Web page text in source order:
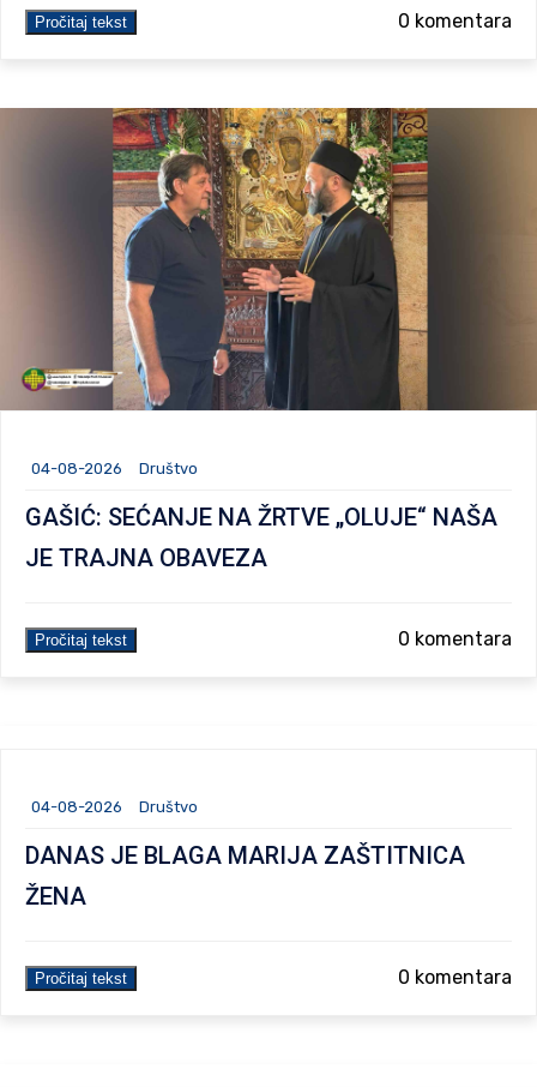
Pročitaj tekst 0 komentara
04-08-2026 Društvo
GAŠIĆ: SEĆANJE NA ŽRTVE „OLUJE“ NAŠA
JE TRAJNA OBAVEZA
Pročitaj tekst 0 komentara
04-08-2026 Društvo
DANAS JE BLAGA MARIJA ZAŠTITNICA
ŽENA
Pročitaj tekst 0 komentara